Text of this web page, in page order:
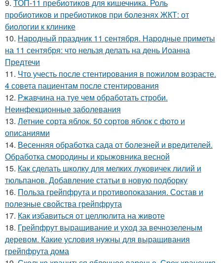
9. ТОП-11 пребиотиков для кишечника. Роль
пробиотиков и пребиотиков при болезнях ЖКТ: от
биологии к клинике
10. Народный праздник 11 сентября. Народные приметы
на 11 сентября: что нельзя делать на день Иоанна
Предтечи
11. Что учесть после стентирования в пожилом возрасте.
4 совета пациентам после стентирования
12. Ржавчина на туе чем обработать строби.
Неинфекционные заболевания
13. Летние сорта яблок. 50 сортов яблок с фото и
описаниями
14. Весенняя обработка сада от болезней и вредителей.
Обработка смородины и крыжовника весной
15. Как сделать школку для мелких луковичек лилий и
тюльпанов. Добавление статьи в новую подборку
16. Польза грейпфрута и противопоказания. Состав и
полезные свойства грейпфрута
17. Как избавиться от целлюлита на животе
18. Грейпфрут выращивание и уход за вечнозеленым
деревом. Какие условия нужны для выращивания
грейпфрута дома